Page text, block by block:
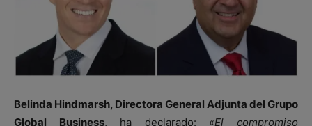
Belinda Hindmarsh, Directora General Adjunta del Grupo
Global Business, ha declarado: «El compromiso